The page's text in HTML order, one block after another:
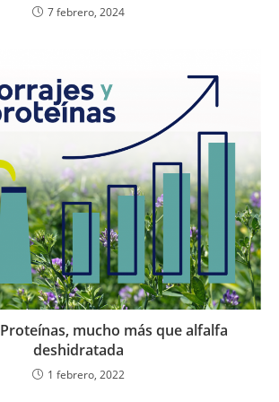
7 febrero, 2024
mucho más que alfalfa
deshidratada
1 febrero, 2022